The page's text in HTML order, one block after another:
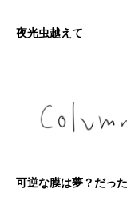
夜光虫越えて
可逆な膜は夢？だっ